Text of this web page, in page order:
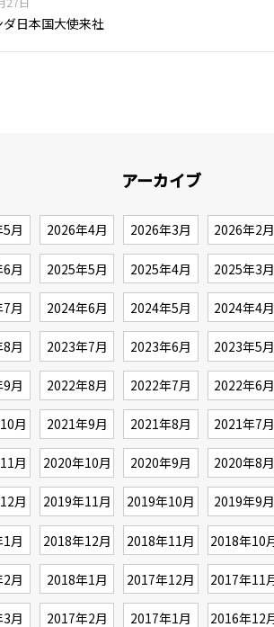
日本国大使来社
アーカイブ
月 2026年4月 2026年3月 2026年2月
月 2025年5月 2025年4月 2025年3月
月 2024年6月 2024年5月 2024年4月
月 2023年7月 2023年6月 2023年5月
月 2022年8月 2022年7月 2022年6月
月 2021年9月 2021年8月 2021年7月
月 2020年10月 2020年9月 2020年8月
月 2019年11月 2019年10月 2019年9月
月 2018年12月 2018年11月 2018年10
月 2018年1月 2017年12月 2017年11
月 2017年2月 2017年1月 2016年12